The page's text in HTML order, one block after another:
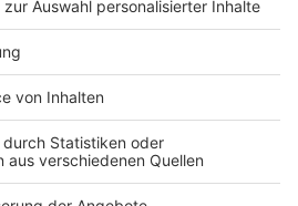
Kontakt
Studio-Hotline
Newsletter